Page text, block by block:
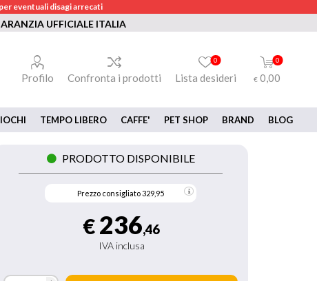
eventuali disagi arrecati
UFFICIALE ITALIA
Profilo Confronta i prodotti Lista desideri
0 0
€ 0,00
TEMPO LIBERO CAFFE' PET SHOP BRAND BLOG
PRODOTTO DISPONIBILE
Prezzo consigliato329,95
€ 236,46
IVA inclusa